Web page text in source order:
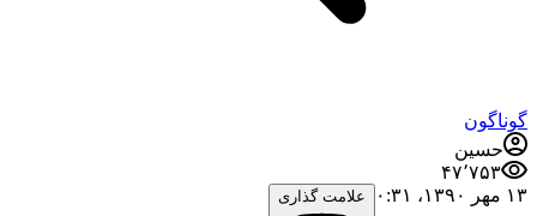
گوناگون
حسین
۴۷٬۷۵۳
۱۳ مهر ۱۳۹۰،‏ ۰:۳۱
علامت گذاری